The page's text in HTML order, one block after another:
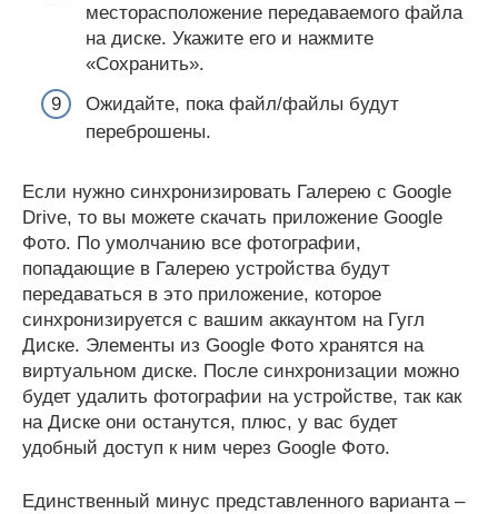
месторасположение передаваемого файла
на диске. Укажите его и нажмите
«Сохранить».
Ожидайте, пока файл/файлы будут
переброшены.
Если нужно синхронизировать Галерею с Google
Drive, то вы можете скачать приложение Google
Фото. По умолчанию все фотографии,
попадающие в Галерею устройства будут
передаваться в это приложение, которое
синхронизируется с вашим аккаунтом на Гугл
Диске. Элементы из Google Фото хранятся на
виртуальном диске. После синхронизации можно
будет удалить фотографии на устройстве, так как
на Диске они останутся, плюс, у вас будет
удобный доступ к ним через Google Фото.
Единственный минус представленного варианта –